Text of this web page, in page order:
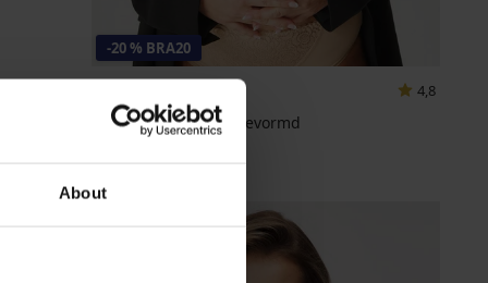
About
-20 % BRA20
4,8
Bh Ammy half-voorgevormd
26,39 €codeBRA20